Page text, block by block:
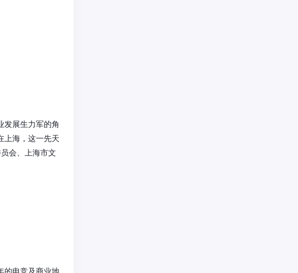
发展生力军的角
上海，这一先天
会、上海市文